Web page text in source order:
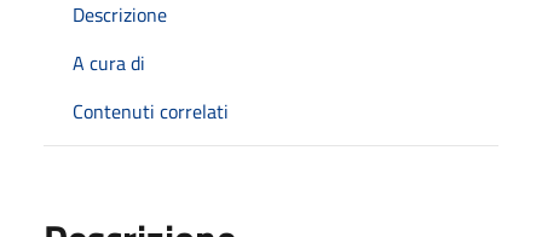
Descrizione
A cura di
Contenuti correlati